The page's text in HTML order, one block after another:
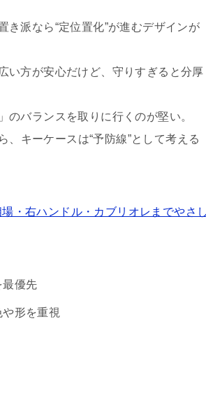
派なら“定位置化”が進むデザインが
い方が安心だけど、守りすぎると分厚
バランスを取りに行くのが堅い。
キーケースは“予防線”として考える
・右ハンドル・カブリオレまでやさ
最優先
形を重視